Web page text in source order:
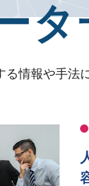
情報や手法